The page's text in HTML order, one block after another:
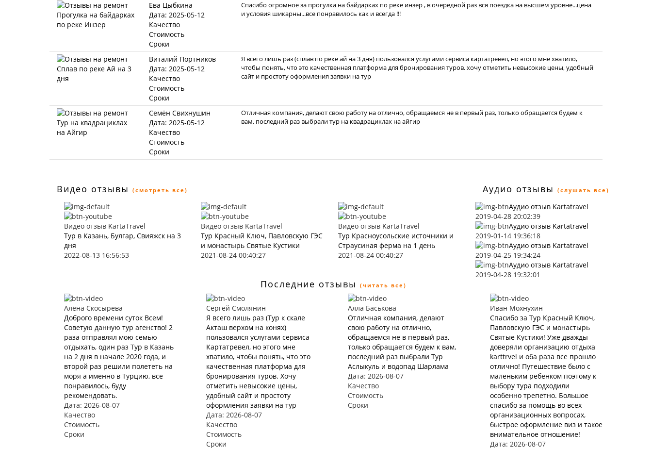
Ева Цыбкина
Дата: 2025-05-12
Качество
Стоимость
Сроки
Спасибо огромное за прогулка на байдарках по реке инзер , в очередной раз вся поездка на высшем уровне...цена
и условия шикарны...все понравилось как и всегда !!!
Виталий Портников
Дата: 2025-05-12
Качество
Стоимость
Сроки
Я всего лишь раз (сплав по реке ай на 3 дня) пользовался услугами сервиса картатревел, но этого мне хватило,
чтобы понять, что это качественная платформа для бронирования туров. хочу отметить невысокие цены, удобный
сайт и простоту оформления заявки на тур
Семён Свихнушин
Дата: 2025-05-12
Качество
Стоимость
Сроки
Отличная компания, делают свою работу на отлично, обращаемся не в первый раз, только обращается будем к
вам, последний раз выбрали тур на квадрациклах на айгир
Видео отзывы (смотреть все) Аудио отзывы (слушать все)
Видео отзыв KartaTravel
Тур в Казань, Булгар, Свияжск на 3
дня
2022-08-13 16:56:53
Видео отзыв KartaTravel
Тур Красный Ключ, Павловскую ГЭС
и монастырь Святые Кустики
2021-08-24 00:40:27
Видео отзыв KartaTravel
Тур Красноусольские источники и
Страусиная ферма на 1 день
2021-08-24 00:40:27
Аудио отзыв Kartatravel
2019-04-28 20:02:39
Аудио отзыв Kartatravel
2019-01-14 19:36:18
Аудио отзыв Kartatravel
2019-04-25 19:34:24
Аудио отзыв Kartatravel
2019-04-28 19:32:01
Последние отзывы (читать все)
Алёна Скосырева
Доброго времени суток Всем!
Советую данную тур агенство! 2
раза отправлял мою семью
отдыхать, один раз Тур в Казань
на 2 дня в начале 2020 года, и
второй раз решили полететь на
моря а именно в Турцию, все
понравилось, буду
рекомендовать.
Дата: 2026-08-07
Качество
Стоимость
Сроки
Сергей Смолянин
Я всего лишь раз (Тур к скале
Акташ верхом на конях)
пользовался услугами сервиса
Картатревел, но этого мне
хватило, чтобы понять, что это
качественная платформа для
бронирования туров. Хочу
отметить невысокие цены,
удобный сайт и простоту
оформления заявки на тур
Дата: 2026-08-07
Качество
Стоимость
Сроки
Алла Баськова
Отличная компания, делают
свою работу на отлично,
обращаемся не в первый раз,
только обращается будем к вам,
последний раз выбрали Тур
Аслыкуль и водопад Шарлама
Дата: 2026-08-07
Качество
Стоимость
Сроки
Иван Мохнухин
Спасибо за Тур Красный Ключ,
Павловскую ГЭС и монастырь
Святые Кустики! Уже дважды
доверяли организацию отдыха
karttrvel и оба раза все прошло
отлично! Путешествие было с
маленьким ребёнком поэтому к
выбору тура подходили
особенно трепетно. Большое
спасибо за помощь во всех
организационных вопросах,
быстрое оформление виз и такое
внимательное отношение!
Дата: 2026-08-07